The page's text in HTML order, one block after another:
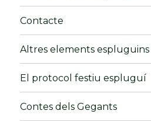
Contacte
Altres elements espluguins
El protocol festiu espluguí
Contes dels Gegants